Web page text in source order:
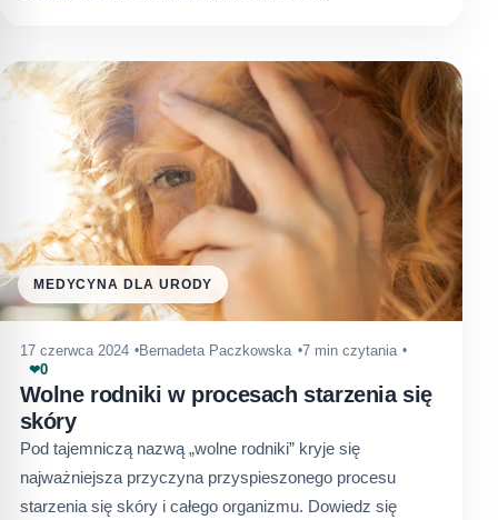
MEDYCYNA DLA URODY
17 czerwca 2024 Bernadeta Paczkowska 7 min czytania
❤0
Wolne rodniki w procesach starzenia się
skóry
Pod tajemniczą nazwą „wolne rodniki” kryje się
najważniejsza przyczyna przyspieszonego procesu
starzenia się skóry i całego organizmu. Dowiedz się